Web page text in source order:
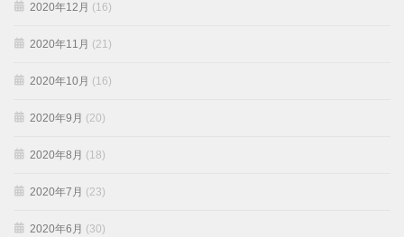
2020年12月 (16)
2020年11月 (21)
2020年10月 (16)
2020年9月 (20)
2020年8月 (18)
2020年7月 (23)
2020年6月 (30)